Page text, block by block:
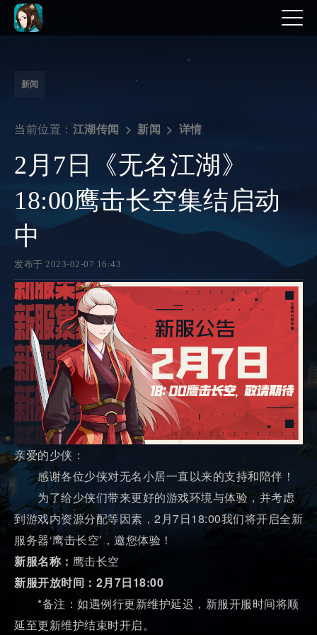
新闻
当前位置： 江湖传闻 新闻 详情
2月7日《无名江湖》
18:00鹰击长空集结启动
中
发布于 2023-02-07 16:43
亲爱的少侠：
感谢各位少侠对无名小居一直以来的支持和陪伴！
为了给少侠们带来更好的游戏环境与体验，并考虑
到游戏内资源分配等因素，2月7日18:00我们将开启全新
服务器‘鹰击长空’，邀您体验！
新服名称： 鹰击长空
新服开放时间：2月7日18:00
*备注：如遇例行更新维护延迟，新服开服时间将顺
延至更新维护结束时开启。